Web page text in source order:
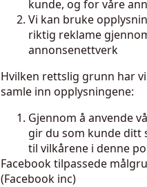
kunde, og for våre
Vi kan bruke
riktig reklame
annonsenettverk
Hvilken rettslig grunn har
samle inn opplysningene:
Gjennom å anvende
gir du som kunde ditt
til vilkårene i denne
Facebook tilpassede
(Facebook inc)